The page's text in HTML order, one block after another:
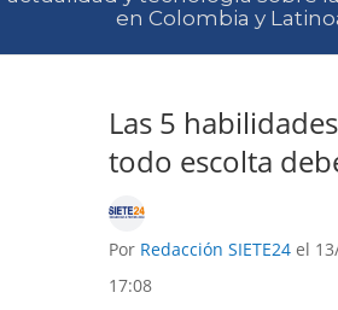
en Colombia y
Las 5
todo escolta
Por Redacción SIETE24 el
17:08